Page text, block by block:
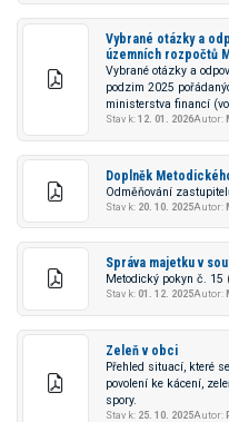
Vybrané otázky a
územních rozpočtů
Vybrané otázky a
podzim 2025
ministerstva financí
Stav k: 12. 01. 2026Autor:
Doplněk
Odměňování
Stav k: 20. 10. 2025Autor:
Správa majetku v
Metodický pokyn č.
Stav k: 01. 12. 2025Autor:
Zeleň v obci
Přehled situací, které
povolení ke kácení,
spory.
Stav k: 25. 10. 2025Autor: